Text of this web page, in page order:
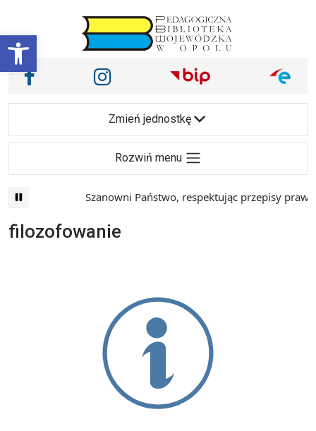
Otwórz pasek narzędzi
Main Navigation
Nasze media społecznościowe i inne
Facebook Instagram
Zmień jednostkę
Rozwiń menu
Szanowni Państwo, respektując przepisy prawa
filozofowanie